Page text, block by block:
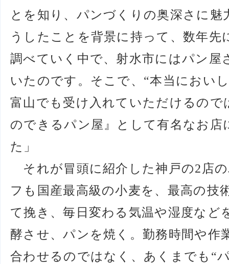
とを知り、パンづくりの奥深さに
うしたことを背景に持って、数年先
調べていく中で、射水市にはパン屋
いたのです。そこで、“本当におい
富山でも受け入れていただけるので
のできるパン屋』として有名なお店
た」
それが冒頭に紹介した神戸の2店
フも国産最高級の小麦を、最高の技
て挽き、毎日変わる気温や湿度など
酵させ、パンを焼く。勤務時間や作
合わせるのではなく、あくまでも“